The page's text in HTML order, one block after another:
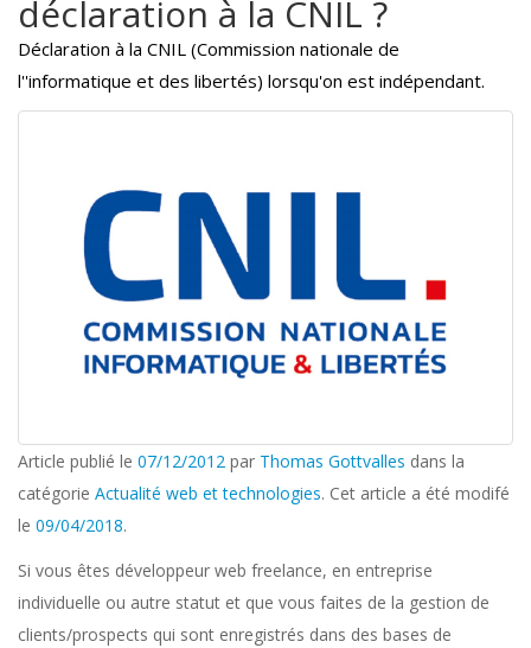
déclaration à la CNIL ?
Déclaration à la CNIL (Commission nationale de
l''informatique et des libertés) lorsqu'on est indépendant.
Article publié le 07/12/2012 par Thomas Gottvalles dans la
catégorie Actualité web et technologies. Cet article a été modifé
le 09/04/2018.
Si vous êtes développeur web freelance, en entreprise
individuelle ou autre statut et que vous faites de la gestion de
clients/prospects qui sont enregistrés dans des bases de